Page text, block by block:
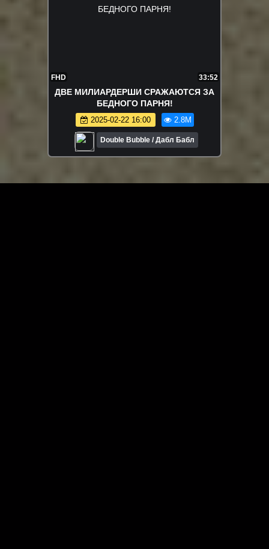
FHD 33:52
ДВЕ МИЛИАРДЕРШИ СРАЖАЮТСЯ ЗА
БЕДНОГО ПАРНЯ!
2025-02-22 16:00 2.8M
Double Bubble / Дабл Бабл